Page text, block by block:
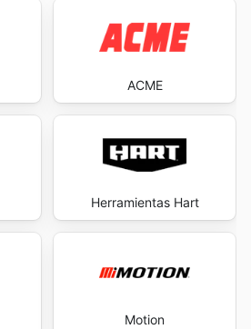
ACME
Herramientas Hart
Motion